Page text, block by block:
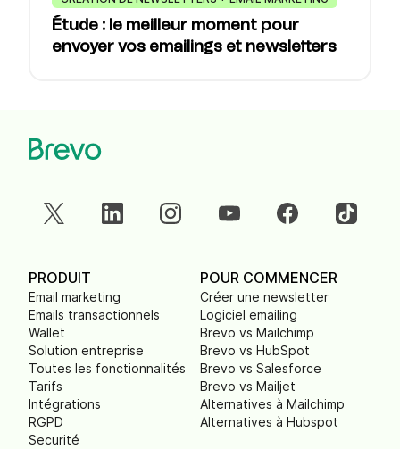
Étude : le meilleur moment pour
envoyer vos emailings et newsletters
PRODUIT
Email marketing
Emails transactionnels
Wallet
Solution entreprise
Toutes les fonctionnalités
Tarifs
Intégrations
RGPD
Securité
POUR COMMENCER
Créer une newsletter
Logiciel emailing
Brevo vs Mailchimp
Brevo vs HubSpot
Brevo vs Salesforce
Brevo vs Mailjet
Alternatives à Mailchimp
Alternatives à Hubspot